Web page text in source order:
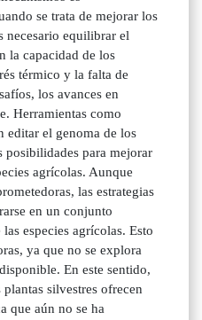
se trata de mejorar los
necesario equilibrar el
la capacidad de los
térmico y la falta de
los avances en
Herramientas como
editar el genoma de los
posibilidades para mejorar
agrícolas. Aunque
las estrategias
en un conjunto
especies agrícolas. Esto
ya que no se explora
En este sentido,
silvestres ofrecen
que aún no se ha